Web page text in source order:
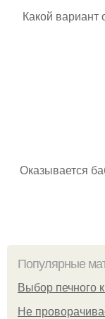
Какой вариант
Оказывается
Популярные
Выбор печного
Не